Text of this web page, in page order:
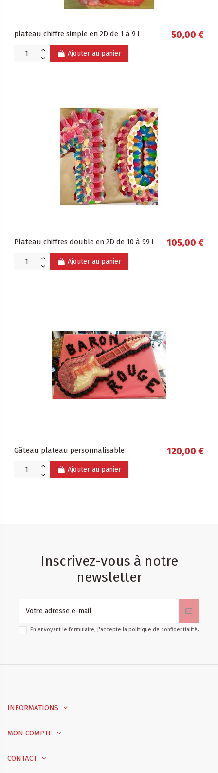
plateau chiffre simple en 2D de 1 à 9 ! 50,00 €
Ajouter au panier
Plateau chiffres double en 2D de 10 à 99 ! 105,00 €
Ajouter au panier
Gâteau plateau personnalisable 120,00 €
Ajouter au panier
Inscrivez-vous à notre
newsletter
En envoyant le formulaire, j'accepte la politique de confidentialité.
INFORMATIONS
MON COMPTE
CONTACT